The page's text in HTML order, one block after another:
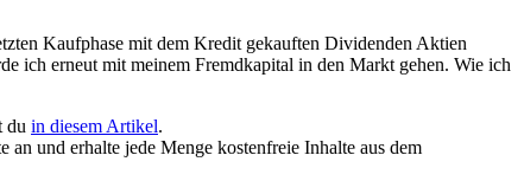
Kaufphase mit dem Kredit gekauften Dividenden Aktien
ich erneut mit meinem Fremdkapital in den Markt gehen. Wie ich
du in diesem Artikel.
an und erhalte jede Menge kostenfreie Inhalte aus dem